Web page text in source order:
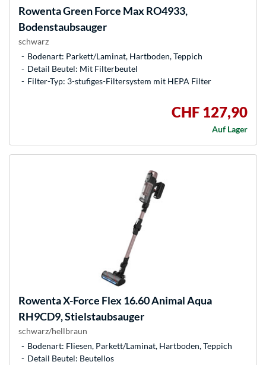
RowentaGreen Force Max RO4933,
Bodenstaubsauger
schwarz
Bodenart: Parkett/Laminat, Hartboden, Teppich
Detail Beutel: Mit Filterbeutel
Filter-Typ: 3-stufiges-Filtersystem mit HEPA Filter
CHF 127,90
Auf Lager
RowentaX-Force Flex 16.60 Animal Aqua
RH9CD9, Stielstaubsauger
schwarz/hellbraun
Bodenart: Fliesen, Parkett/Laminat, Hartboden, Teppich
Detail Beutel: Beutellos